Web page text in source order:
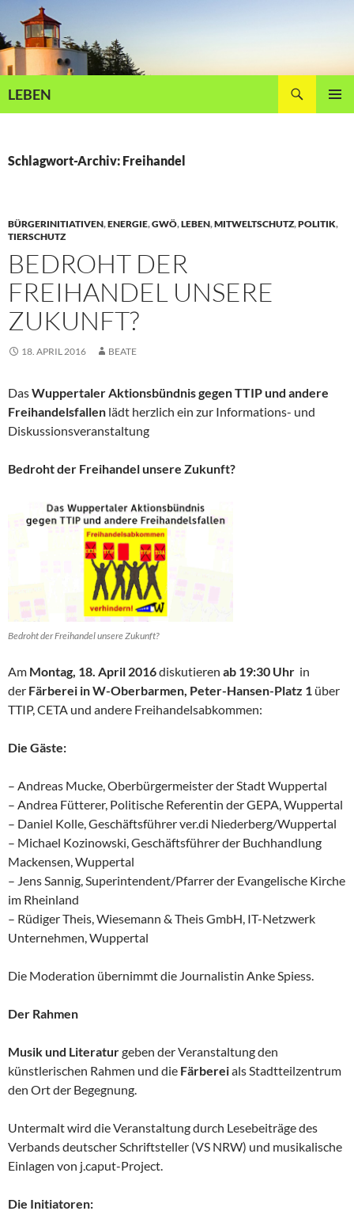
Inhalt
springen
LEBEN
Schlagwort-Archiv: Freihandel
BÜRGERINITIATIVEN,ENERGIE,GWÖ,LEBEN,MITWELTSCHUTZ,POLITIK,
TIERSCHUTZ
BEDROHT DER
FREIHANDEL UNSERE
ZUKUNFT?
18. APRIL 2016 BEATE
DasWuppertaler Aktionsbündnis gegen TTIP und andere
Freihandelsfallen lädt herzlich ein zur Informations- und
Diskussionsveranstaltung
Bedroht der Freihandel unsere Zukunft?
Bedroht der Freihandel unsere Zukunft?
Am Montag, 18. April 2016diskutieren ab 19:30 Uhr in
der Färberei in W-Oberbarmen, Peter-Hansen-Platz 1 über
TTIP, CETA und andere Freihandelsabkommen:
Die Gäste:
– Andreas Mucke, Oberbürgermeister der Stadt Wuppertal
– Andrea Fütterer, Politische Referentin der GEPA, Wuppertal
– Daniel Kolle, Geschäftsführer ver.di Niederberg/Wuppertal
– Michael Kozinowski, Geschäftsführer der Buchhandlung
Mackensen, Wuppertal
– Jens Sannig, Superintendent/Pfarrer der Evangelische Kirche
im Rheinland
– Rüdiger Theis, Wiesemann & Theis GmbH, IT-Netzwerk
Unternehmen, Wuppertal
Die Moderation übernimmt die Journalistin Anke Spiess.
Der Rahmen
Musik und Literaturgeben der Veranstaltung den
künstlerischen Rahmen und die Färbereials Stadtteilzentrum
den Ort der Begegnung.
Untermalt wird die Veranstaltung durch Lesebeiträge des
Verbands deutscher Schriftsteller (VS NRW) und musikalische
Einlagen von j.caput-Project.
Die Initiatoren: